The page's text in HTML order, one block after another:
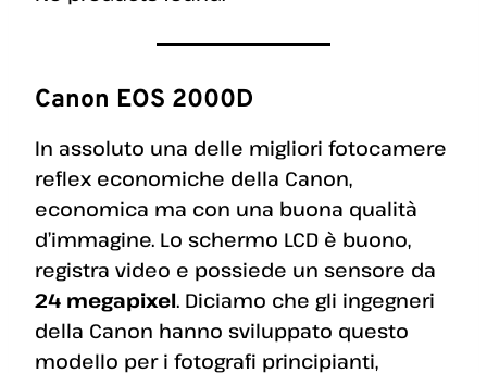
Canon EOS 2000D
In assoluto una delle migliori fotocamere
reflex economiche della Canon,
economica ma con una buona qualità
d’immagine. Lo schermo LCD è buono,
registra video e possiede un sensore da
24 megapixel. Diciamo che gli ingegneri
della Canon hanno sviluppato questo
modello per i fotografi principianti,